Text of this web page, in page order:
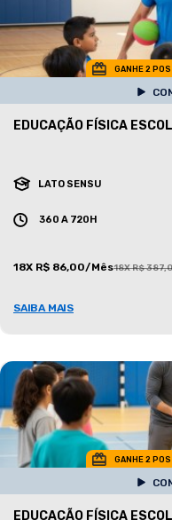
GANHE 2 POS
EDUCAÇÃO FÍSICA
LATO SENSU
360 A 720H
18X R$ 86,00/Mês18X R$
SAIBA MAIS
GANHE 2 POS
EDUCAÇÃO FÍSICA